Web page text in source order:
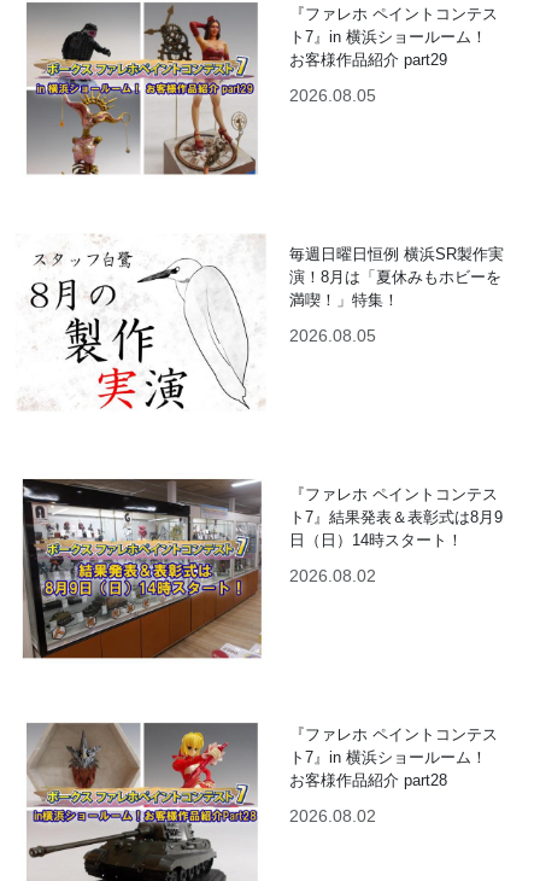
『ファレホ ペイントコンテス
ト7』in 横浜ショールーム！
お客様作品紹介 part29
2026.08.05
毎週日曜日恒例 横浜SR製作実
演！8月は「夏休みもホビーを
満喫！」特集！
2026.08.05
『ファレホ ペイントコンテス
ト7』結果発表＆表彰式は8月9
日（日）14時スタート！
2026.08.02
『ファレホ ペイントコンテス
ト7』in 横浜ショールーム！
お客様作品紹介 part28
2026.08.02